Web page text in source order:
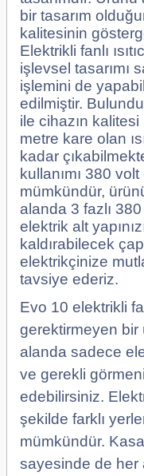
bir tasarım
kalitesinin
Elektrikli fanlı
işlevsel tasarımı
işlemini de
edilmiştir.
ile cihazın
metre kare olan
kadar
kullanımı 380
mümkündür,
alanda 3 fazlı
elektrik alt
kaldırabilecek
elektrikçinize
tavsiye ederiz.
Evo 10 elektrikli
gerektirmeyen bir
alanda sadece
ve gerekli
edebilirsiniz.
şekilde farklı
mümkündür.
sayesinde de her